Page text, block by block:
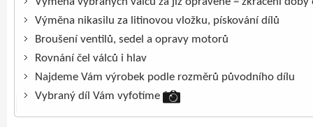
Výměna nikasilu za litinovou vložku, pískování dílů
Broušení ventilů, sedel a opravy motorů
Rovnání čel válců i hlav
Najdeme Vám výrobek podle rozměrů původního dílu
Vybraný díl Vám vyfotíme